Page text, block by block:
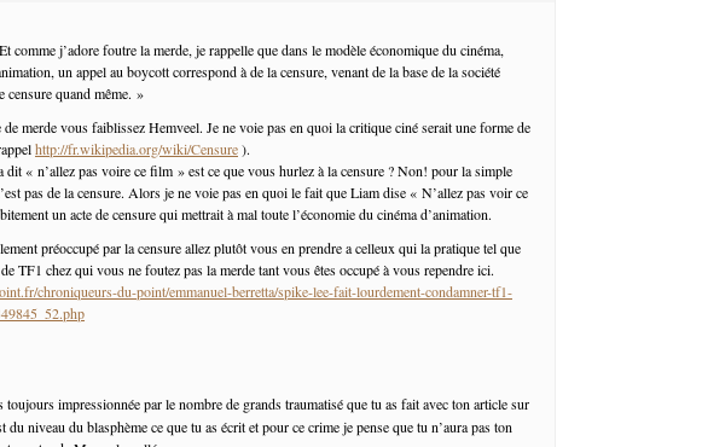
comme j’adore foutre la merde, je rappelle que dans le modèle économique du cinéma,
un appel au boycott correspond à de la censure, venant de la base de la société
censure quand même. »
merde vous faiblissez Hemveel. Je ne voie pas en quoi la critique ciné serait une forme de
http://fr.wikipedia.org/wiki/Censure).
dit « n’allez pas voire ce film » est ce que vous hurlez à la censure ? Non! pour la simple
pas de la censure. Alors je ne voie pas en quoi le fait que Liam dise « N’allez pas voir ce
un acte de censure qui mettrait à mal toute l’économie du cinéma d’animation.
préoccupé par la censure allez plutôt vous en prendre a celleux qui la pratique tel que
TF1 chez qui vous ne foutez pas la merde tant vous êtes occupé à vous rependre ici.
chroniqueurs-du-point/emmanuel-berretta/spike-lee-fait-lourdement-condamner-tf1-
toujours impressionnée par le nombre de grands traumatisé que tu as fait avec ton article sur
du niveau du blasphème ce que tu as écrit et pour ce crime je pense que tu n’aura pas ton